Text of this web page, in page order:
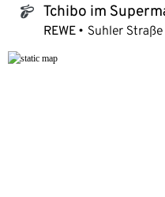
tchibo_logo Tchibo im
REWE Suhler Straße